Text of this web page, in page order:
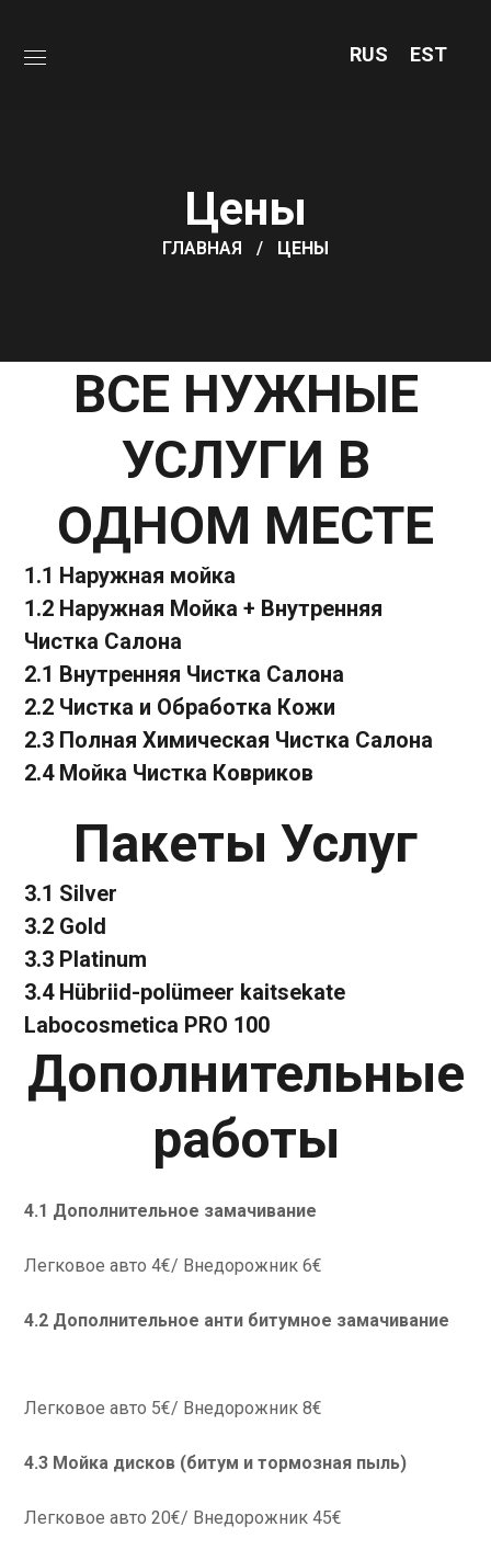
RUS EST
Цены
ГЛАВНАЯ ЦЕНЫ
ВСЕ НУЖНЫЕ
УСЛУГИ В
ОДНОМ МЕСТЕ
1.1 Наружная мойка
1.2 Наружная Мойка + Внутренняя
Чистка Салона
2.1 Внутренняя Чистка Салона
2.2 Чистка и Обработка Кожи
2.3 Полная Химическая Чистка Салона
2.4 Мойка Чистка Ковриков
Пакеты Услуг
3.1 Silver
3.2 Gold
3.3 Platinum
3.4 Hübriid-polümeer kaitsekate
Labocosmetica PRO 100
Дополнительные
работы
4.1 Дополнительное замачивание
Легковое авто 4€/ Внедорожник 6€
4.2 Дополнительное анти битумное замачивание
Легковое авто 5€/ Внедорожник 8€
4.3 Мойка дисков (битум и тормозная пыль)
Легковое авто 20€/ Внедорожник 45€